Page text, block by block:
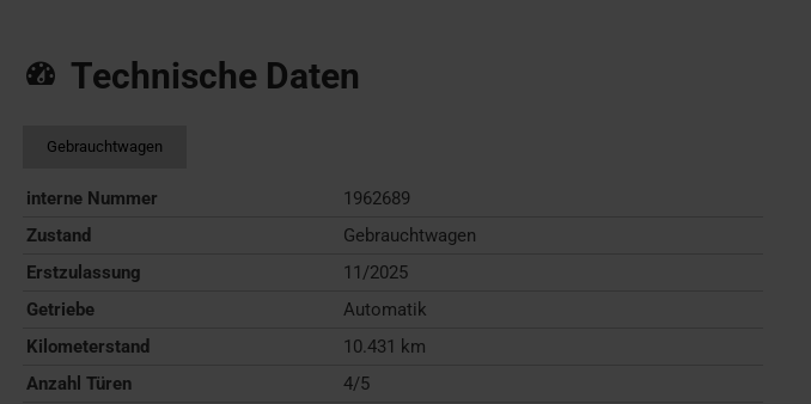
Technische Daten
Gebrauchtwagen
interne Nummer
1962689
Zustand
Gebrauchtwagen
Erstzulassung
11/2025
Getriebe
Automatik
Kilometerstand
10.431 km
Anzahl Türen
4/5